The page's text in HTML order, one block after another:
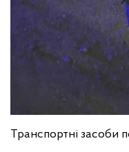
Транспортні засоби